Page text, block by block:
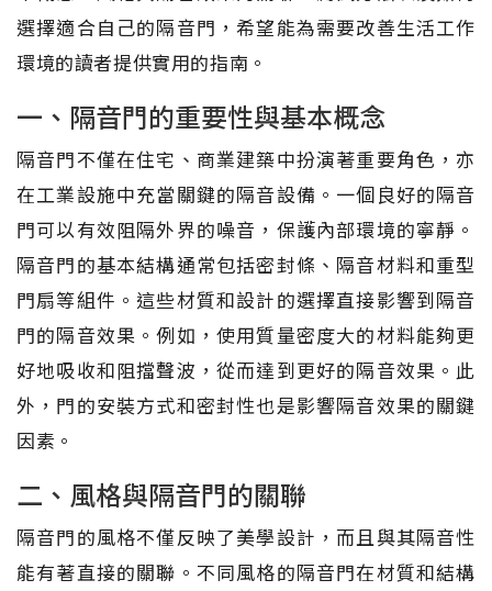
選擇適合自己的隔音門，希望能為需要改善生活工作
環境的讀者提供實用的指南。
一、隔音門的重要性與基本概念
隔音門不僅在住宅、商業建築中扮演著重要角色，亦
在工業設施中充當關鍵的隔音設備。一個良好的隔音
門可以有效阻隔外界的噪音，保護內部環境的寧靜。
隔音門的基本結構通常包括密封條、隔音材料和重型
門扇等組件。這些材質和設計的選擇直接影響到隔音
門的隔音效果。例如，使用質量密度大的材料能夠更
好地吸收和阻擋聲波，從而達到更好的隔音效果。此
外，門的安裝方式和密封性也是影響隔音效果的關鍵
因素。
二、風格與隔音門的關聯
隔音門的風格不僅反映了美學設計，而且與其隔音性
能有著直接的關聯。不同風格的隔音門在材質和結構